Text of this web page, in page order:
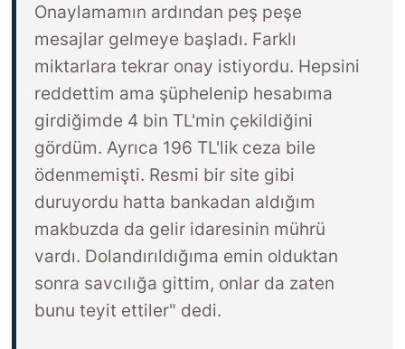
Onaylamamın ardından peş peşe
mesajlar gelmeye başladı. Farklı
miktarlara tekrar onay istiyordu. Hepsini
reddettim ama şüphelenip hesabıma
girdiğimde 4 bin TL'min çekildiğini
gördüm. Ayrıca 196 TL'lik ceza bile
ödenmemişti. Resmi bir site gibi
duruyordu hatta bankadan aldığım
makbuzda da gelir idaresinin mührü
vardı. Dolandırıldığıma emin olduktan
sonra savcılığa gittim, onlar da zaten
bunu teyit ettiler" dedi.